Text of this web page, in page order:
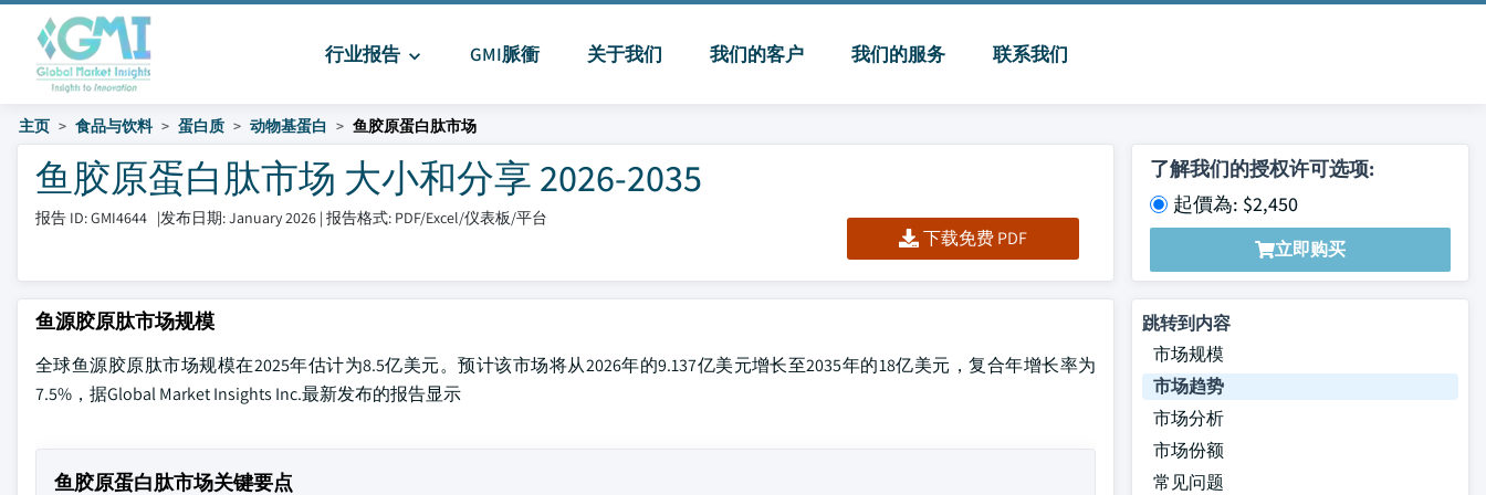
行业报告 GMI脈衝 关于我们 我们的客户 我们的服务 联系我们
主页 食品与饮料 蛋白质 动物基蛋白 鱼胶原蛋白肽市场
鱼胶原蛋白肽市场 大小和分享 2026-2035
报告 ID: GMI4644 |发布日期: January 2026 | 报告格式: PDF/Excel/仪表板/平台
下载免费 PDF
了解我们的授权许可选项:
起價為: $2,450
立即购买
鱼源胶原肽市场规模
全球鱼源胶原肽市场规模在2025年估计为8.5亿美元。预计该市场将从2026年的9.137亿美元增长至2035年的18亿美元，复合年增长率为
7.5%，据Global Market Insights Inc.最新发布的报告显示
鱼胶原蛋白肽市场关键要点
跳转到内容
市场规模
市场趋势
市场分析
市场份额
常见问题